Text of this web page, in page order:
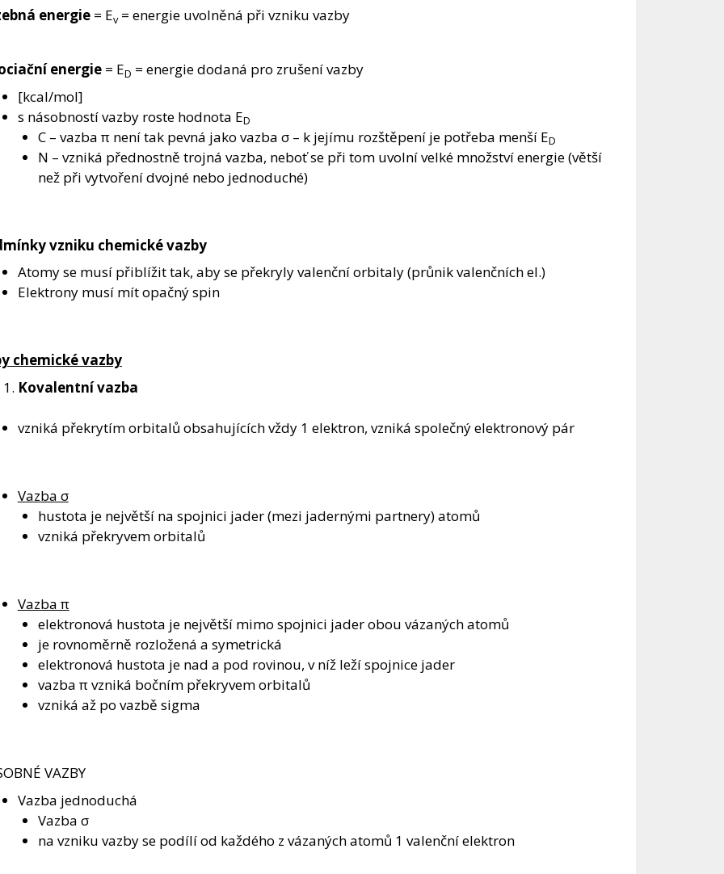
energie= Ev= energie uvolněná při vzniku vazby
energie= ED = energie dodaná pro zrušení vazby
[kcal/mol]
s násobností vazby roste hodnota ED
C – vazba π není tak pevná jako vazba σ – k jejímu rozštěpení je potřeba menší ED
N – vzniká přednostně trojná vazba, neboť se při tom uvolní velké množství energie (větší
než při vytvoření dvojné nebo jednoduché)
vzniku chemické vazby
Atomy se musí přiblížit tak, aby se překryly valenční orbitaly (průnik valenčních el.)
Elektrony musí mít opačný spin
chemické vazby
Kovalentní vazba
vzniká překrytím orbitalů obsahujících vždy 1 elektron, vzniká společný elektronový pár
Vazba σ
hustota je největší na spojnici jader (mezi jadernými partnery) atomů
vzniká překryvem orbitalů
Vazba π
elektronová hustota je největší mimo spojnici jader obou vázaných atomů
je rovnoměrně rozložená a symetrická
elektronová hustota je nad a pod rovinou, v níž leží spojnice jader
vazba π vzniká bočním překryvem orbitalů
vzniká až po vazbě sigma
VAZBY
Vazba jednoduchá
Vazba σ
na vzniku vazby se podílí od každého z vázaných atomů 1 valenční elektron